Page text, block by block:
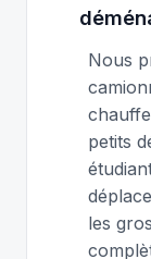
Nous
petits
les